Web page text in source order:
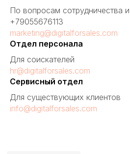
По вопросам сотрудничества
+79055676113
marketing@digitalforsales.com
Отдел персонала
Для соискателей
hr@digitalforsales.com
Сервисный отдел
Для существующих клиентов
info@digitalforsales.com